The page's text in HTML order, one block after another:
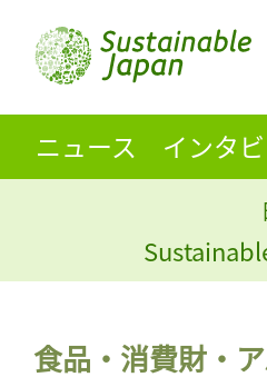
ニュース インタ
食品・消費財・